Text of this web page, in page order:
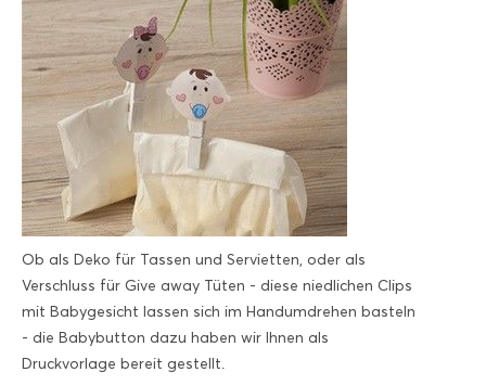
Ob als Deko für Tassen und Servietten, oder als
Verschluss für Give away Tüten - diese niedlichen Clips
mit Babygesicht lassen sich im Handumdrehen basteln
- die Babybutton dazu haben wir Ihnen als
Druckvorlage bereit gestellt.